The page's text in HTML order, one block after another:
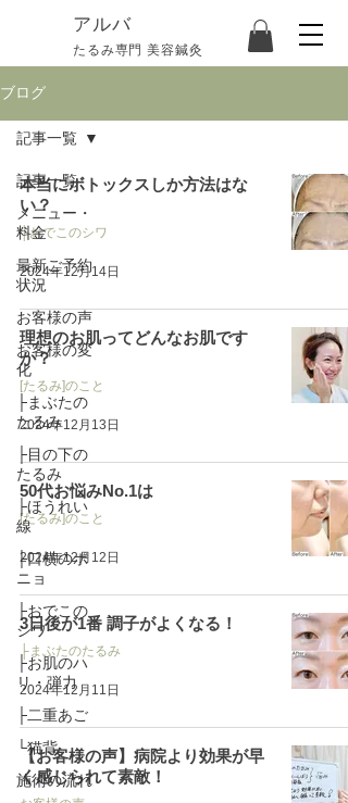
​アルバ
たるみ専門 美容鍼灸
ブログ
記事一覧
メニュー・
料金
最新ご予約
状況
お客様の声
お客様の変
化
├まぶたの
たるみ
├目の下の
たるみ
├ほうれい
線
├口横のポ
ニョ
├おでこの
シワ
├お肌のハ
リ・弾力
├二重あご
└猫背
施術の流れ
記事一覧
本当にボトックスしか方法はな
い？
├おでこのシワ
2024年12月14日
理想のお肌ってどんなお肌です
か？
[たるみ]のこと
2024年12月13日
50代お悩みNo.1は
[たるみ]のこと
2024年12月12日
3日後が1番 調子がよくなる！
├まぶたのたるみ
2024年12月11日
【お客様の声】病院より効果が早
く感じられて素敵！